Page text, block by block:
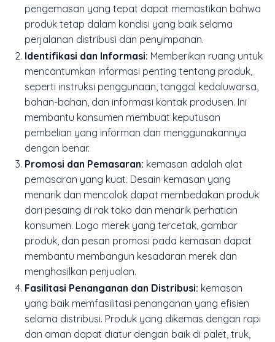
pengemasan yang tepat dapat memastikan bahwa
produk tetap dalam kondisi yang baik selama
perjalanan distribusi dan penyimpanan.
Identifikasi dan Informasi: Memberikan ruang untuk
mencantumkan informasi penting tentang produk,
seperti instruksi penggunaan, tanggal kedaluwarsa,
bahan-bahan, dan informasi kontak produsen. Ini
membantu konsumen membuat keputusan
pembelian yang informan dan menggunakannya
dengan benar.
Promosi dan Pemasaran: kemasan adalah alat
pemasaran yang kuat. Desain kemasan yang
menarik dan mencolok dapat membedakan produk
dari pesaing di rak toko dan menarik perhatian
konsumen. Logo merek yang tercetak, gambar
produk, dan pesan promosi pada kemasan dapat
membantu membangun kesadaran merek dan
menghasilkan penjualan.
Fasilitasi Penanganan dan Distribusi: kemasan
yang baik memfasilitasi penanganan yang efisien
selama distribusi. Produk yang dikemas dengan rapi
dan aman dapat diatur dengan baik di palet, truk,